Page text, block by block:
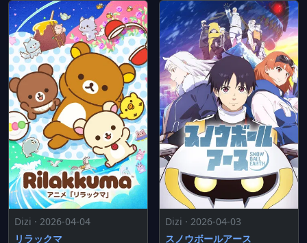
Dizi · 2026-04-04
リラックマ
Dizi · 2026-04-03
スノウボールアース